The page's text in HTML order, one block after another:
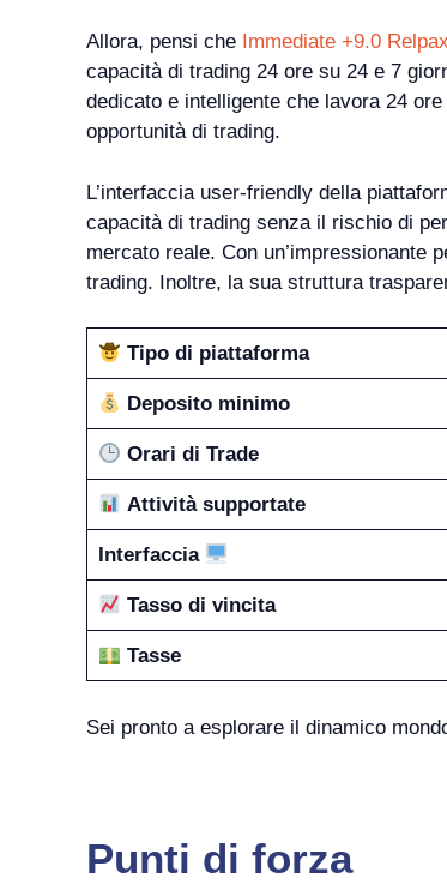
Allora, pensi che Immediate +9.0
capacità di trading 24 ore su 24 e 7
dedicato e intelligente che lavora 24
opportunità di trading.
L’interfaccia user-friendly della
capacità di trading senza il rischio di
mercato reale. Con un’impressionante
trading. Inoltre, la sua struttura
Tipo di piattaforma
Deposito minimo
Orari di Trade
Attività supportate
Interfaccia
Tasso di vincita
Tasse
Sei pronto a esplorare il dinamico
Punti di forza